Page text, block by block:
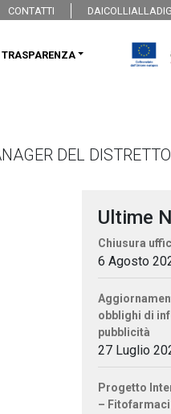
CONTATTI
TRASPARENZA
DEL
Ultime
Chiusura
6 Agosto
obblighi di
pubblicità
27 Luglio
Progetto
–